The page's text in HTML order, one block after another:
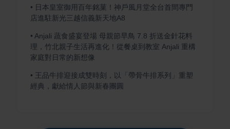
• 日本皇室御用百年銘菓！神戶風月堂全台首間專門
店進駐新光三越信義新天地A8
• Anjali 蔬食盛宴登場 母親節早鳥 7.8 折送金針花料
理，竹北親子生活再進化！從餐桌到教室 Anjali 重構
家庭對日常的新想像
• 王品牛排迎接成雙時刻，以「帶骨牛排系列」重塑
經典，獻給情人節與新春團圓